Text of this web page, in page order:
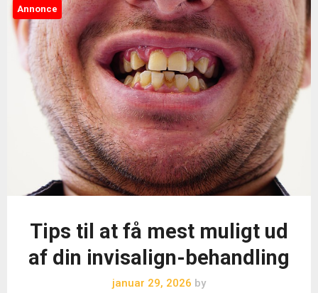
Annonce
Tips til at få mest muligt ud
af din invisalign-behandling
januar 29, 2026 by